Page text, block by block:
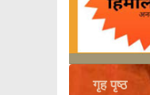
गृह पृष्ठ